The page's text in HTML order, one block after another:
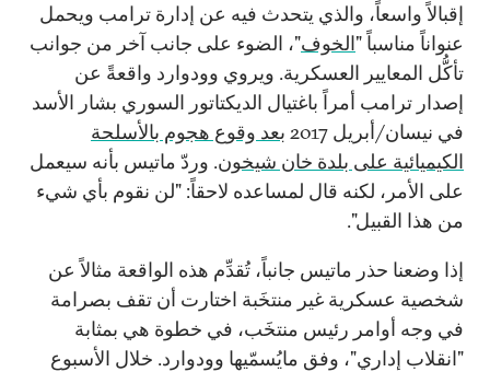
إقبالاً واسعاً، والذي يتحدث فيه عن إدارة ترامب ويحمل
عنواناً مناسباً "الخوف"، الضوء على جانب آخر من جوانب
تأكُّل المعايير العسكرية. ويروي وودوارد واقعةً عن
إصدار ترامب أمراً باغتيال الديكتاتور السوري بشار الأسد
في نيسان/أبريل 2017
بعد وقوع هجوم بالأسلحة
الكيميائية على بلدة خان شيخون. وردّ ماتيس بأنه سيعمل
على الأمر، لكنه قال لمساعده لاحقاً: "لن نقوم بأي شيء
من هذا القبيل".
إذا وضعنا حذر ماتيس جانباً، تُقدِّم هذه الواقعة مثالاً عن
شخصية عسكرية غير منتخَبة اختارت أن تقف بصرامة
في وجه أوامر رئيس منتخَب، في خطوة هي بمثابة
"انقلاب إداري"، وفق مايُسمّيها وودوارد. خلال الأسبوع